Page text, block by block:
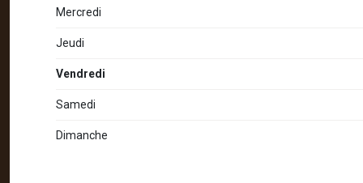
Mercredi
Jeudi
Vendredi
Samedi
Dimanche